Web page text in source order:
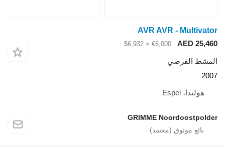
AVR AVR - Multivator
AED 25,460
€6,000
≈ $6,932
المشط القرصي
2007
هولندا، Espel
GRIMME Noordoostpolder